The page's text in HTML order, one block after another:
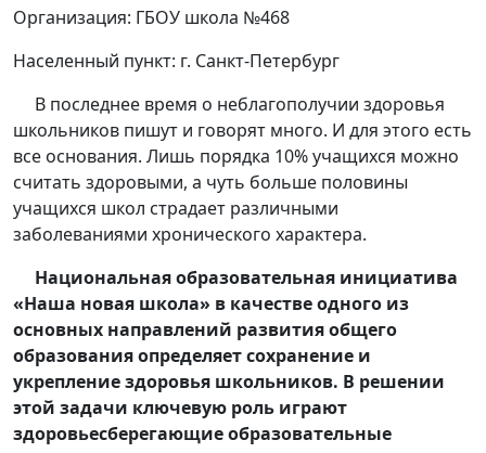
Организация: ГБОУ школа №468
Населенный пункт: г. Санкт-Петербург
В последнее время о неблагополучии здоровья
школьников пишут и говорят много. И для этого есть
все основания. Лишь порядка 10% учащихся можно
считать здоровыми, а чуть больше половины
учащихся школ страдает различными
заболеваниями хронического характера.
Национальная образовательная инициатива
«Наша новая школа» в качестве одного из
основных направлений развития общего
образования определяет сохранение и
укрепление здоровья школьников. В решении
этой задачи ключевую роль играют
здоровьесберегающие образовательные